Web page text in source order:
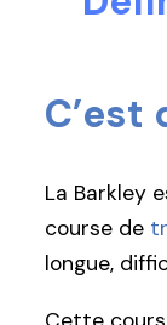
C’est
La Barkley
course de
longue,